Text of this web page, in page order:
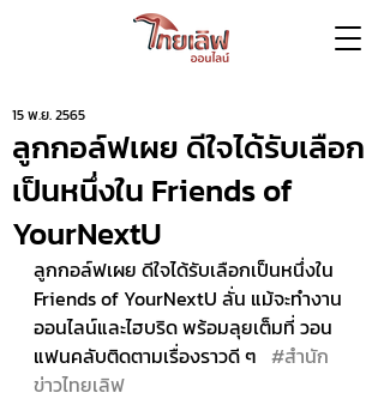
ลูกกอล์ฟเผย ดีใจได้รับเลือก
เป็นหนึ่งใน Friends of
YourNextU
15 พ.ย. 2565
ลูกกอล์ฟเผย ดีใจได้รับเลือกเป็นหนึ่งใน
Friends of YourNextU ลั่น แม้จะทำงาน
ออนไลน์และไฮบริด พร้อมลุยเต็มที่ วอน
แฟนคลับติดตามเรื่องราวดี ๆ #สำนัก
ข่าวไทยเลิฟ